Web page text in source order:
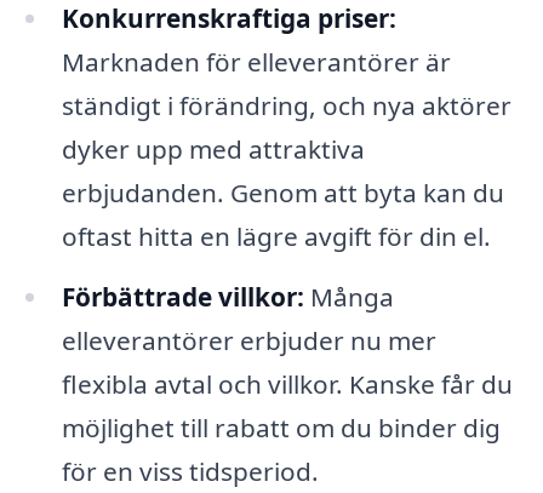
Konkurrenskraftiga priser:
Marknaden för elleverantörer är
ständigt i förändring, och nya aktörer
dyker upp med attraktiva
erbjudanden. Genom att byta kan du
oftast hitta en lägre avgift för din el.
Förbättrade villkor: Många
elleverantörer erbjuder nu mer
flexibla avtal och villkor. Kanske får du
möjlighet till rabatt om du binder dig
för en viss tidsperiod.